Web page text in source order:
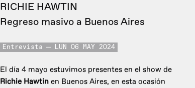
RICHIE HAWTIN
Regreso masivo a Buenos Aires
Entrevista LUN 06 MAY 2024
El día 4 mayo estuvimos presentes en el show de
Richie Hawtin en Buenos Aires, en esta ocasión